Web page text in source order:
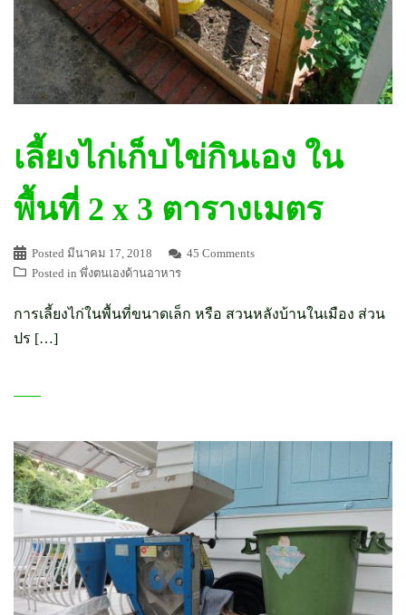
เลี้ยงไก่เก็บไข่กินเอง ใน
พื้นที่ 2 x 3 ตารางเมตร
Posted มีนาคม 17, 2018
45 Comments
Posted in พึ่งตนเองด้านอาหาร
การเลี้ยงไก่ในพื้นที่ขนาดเล็ก หรือ สวนหลังบ้านในเมือง ส่วน
ปร […]